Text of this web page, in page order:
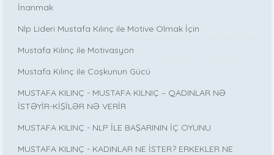
İnanmak
Nlp Lideri Mustafa Kılınç ile Motive Olmak İçin
Mustafa Kılınç ile Motivasyon
Mustafa Kılınç ile Coşkunun Gücü
MUSTAFA KILINÇ - MUSTAFA KILNIÇ – QADINLAR NƏ
İSTƏYİR-KİŞİLƏR NƏ VERİR
MUSTAFA KILINÇ - NLP İLE BAŞARININ İÇ OYUNU
MUSTAFA KILINÇ - KADINLAR NE İSTER? ERKEKLER NE